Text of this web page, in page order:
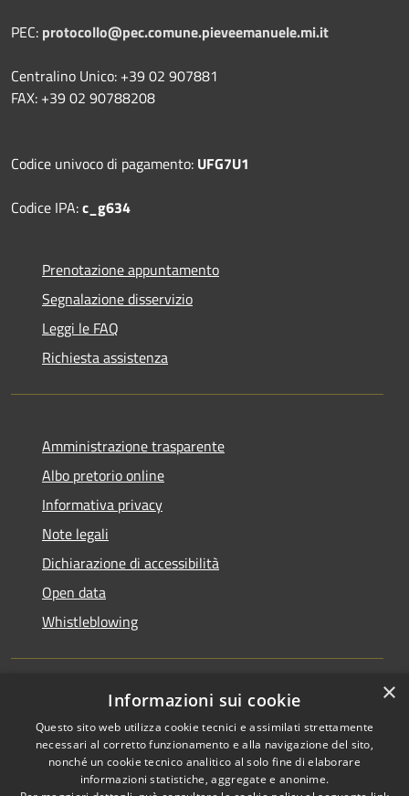
PEC: protocollo@pec.comune.pieveemanuele.mi.it
Centralino Unico: +39 02 907881
FAX: +39 02 90788208
Codice univoco di pagamento: UFG7U1
Codice IPA:c_g634
Prenotazione appuntamento
Segnalazione disservizio
Leggi le FAQ
Richiesta assistenza
Amministrazione trasparente
Albo pretorio online
Informativa privacy
Note legali
Dichiarazione di accessibilità
Open data
Whistleblowing
Accessibilità
Privacy
Pieve Emanuele • Powered by
Municipium•Accesso
redazione
×
Informazioni sui cookie
Questo sito web utilizza cookie tecnici e assimilati strettamente
necessari al corretto funzionamento e alla navigazione del sito,
nonché un cookie tecnico analitico al solo fine di elaborare
informazioni statistiche, aggregate e anonime.